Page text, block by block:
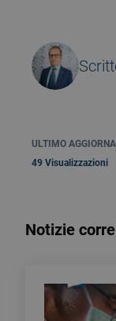
ULTIMO
49 Visualizzazioni
Notizie